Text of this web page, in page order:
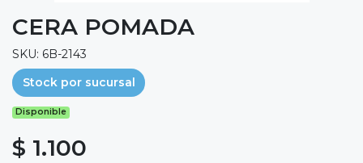
CERA POMADA
SKU: 6B-2143
Stock por sucursal
Disponible
$ 1.100